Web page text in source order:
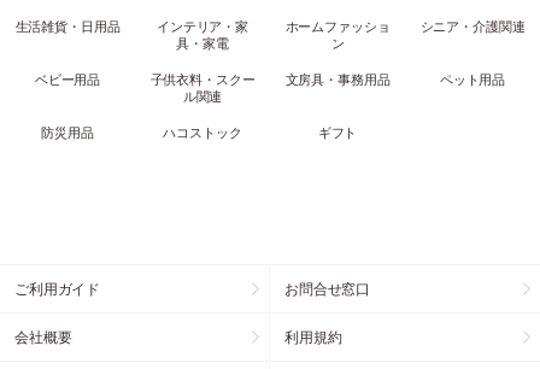
生活雑貨・日用品
インテリア・家
具・家電
ホームファッショ
ン
シニア・介護関連
ベビー用品
子供衣料・スクー
ル関連
文房具・事務用品 ペット用品
防災用品 ハコストック ギフト
ご利用ガイド お問合せ窓口
会社概要 利用規約